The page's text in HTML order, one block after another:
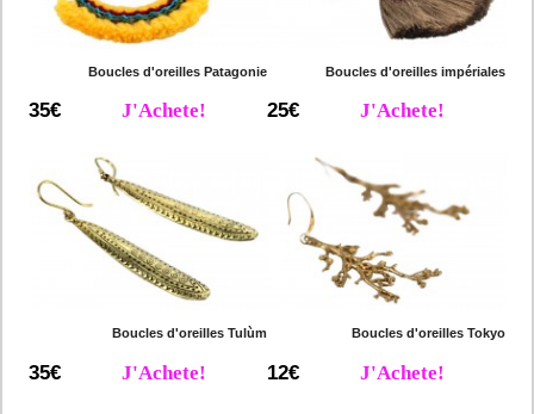
Boucles d'oreilles Patagonie
35€ J'Achete!
Boucles d'oreilles impériales
25€ J'Achete!
Boucles d'oreilles Tulùm
35€ J'Achete!
Boucles d'oreilles Tokyo
12€ J'Achete!